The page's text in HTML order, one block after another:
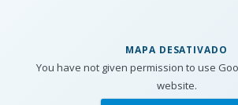
MAPA DESATIVADO
You have not given permission to use
website.